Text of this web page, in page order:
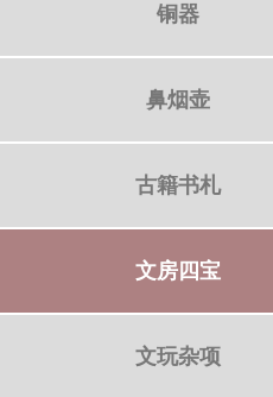
铜器
鼻烟壶
古籍书札
文房四宝
文玩杂项